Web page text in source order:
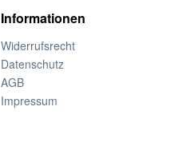
Informationen
Widerrufsrecht
Datenschutz
AGB
Impressum